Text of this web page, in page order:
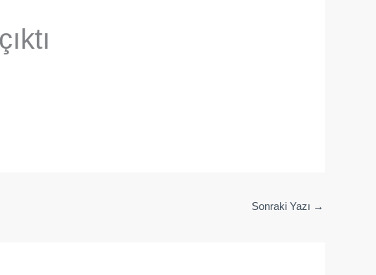
Sonraki Yazı →